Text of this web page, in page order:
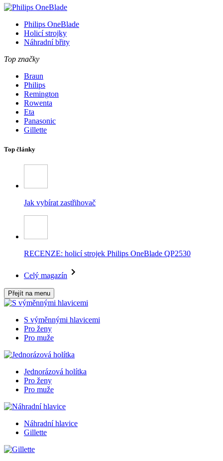
Philips OneBlade
Holicí strojky
Náhradní břity
Top značky
Braun
Philips
Remington
Rowenta
Eta
Panasonic
Gillette
Top články
Jak vybírat zastřihovač
RECENZE: holicí strojek Philips OneBlade QP2530
Celý magazín
Přejít na menu
S výměnnými hlavicemi
Pro ženy
Pro muže
Jednorázová holítka
Pro ženy
Pro muže
Náhradní hlavice
Gillette